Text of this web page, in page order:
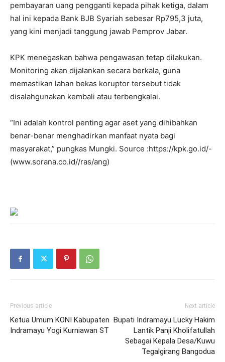
pembayaran uang pengganti kepada pihak ketiga, dalam
hal ini kepada Bank BJB Syariah sebesar Rp795,3 juta,
yang kini menjadi tanggung jawab Pemprov Jabar.
KPK menegaskan bahwa pengawasan tetap dilakukan.
Monitoring akan dijalankan secara berkala, guna
memastikan lahan bekas koruptor tersebut tidak
disalahgunakan kembali atau terbengkalai.
“Ini adalah kontrol penting agar aset yang dihibahkan
benar-benar menghadirkan manfaat nyata bagi
masyarakat,” pungkas Mungki. Source :https://kpk.go.id/-
(www.sorana.co.id//ras/ang)
Previous article
Ketua Umum KONI Kabupaten
Indramayu Yogi Kurniawan ST
Next article
Bupati Indramayu Lucky Hakim
Lantik Panji Kholifatullah
Sebagai Kepala Desa/Kuwu
Tegalgirang Bangodua